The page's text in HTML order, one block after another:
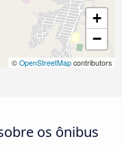
+
−
© OpenStreetMap contributors
os ônibus